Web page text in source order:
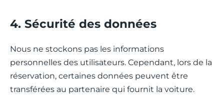
4. Sécurité des données
Nous ne stockons pas les informations
personnelles des utilisateurs. Cependant, lors de la
réservation, certaines données peuvent être
transférées au partenaire qui fournit la voiture.